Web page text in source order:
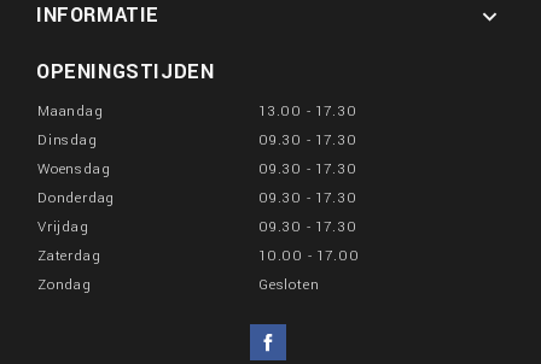
INFORMATIE

OPENINGSTIJDEN
Maandag
13.00 - 17.30
Dinsdag
09.30 - 17.30
Woensdag
09.30 - 17.30
Donderdag
09.30 - 17.30
Vrijdag
09.30 - 17.30
Zaterdag
10.00 - 17.00
Zondag
Gesloten